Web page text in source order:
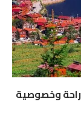
راحة وخصوصية